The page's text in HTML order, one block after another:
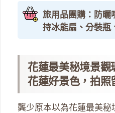
旅用品團購：防曬
持冰能扇、分裝瓶
花蓮最美秘境景觀
花蓮好景色，拍照
龔少原本以為花蓮最美